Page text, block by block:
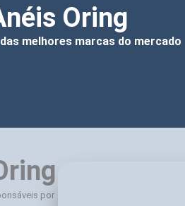
Oring
melhores marcas do mercado
por